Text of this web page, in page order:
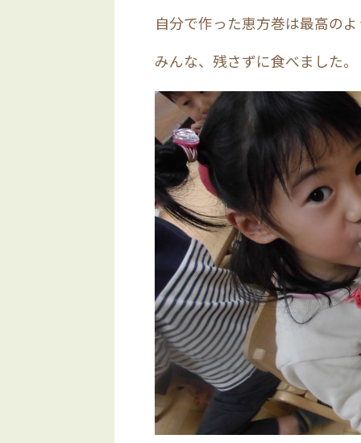
自分で作った恵方巻は最高の
みんな、残さずに食べました。